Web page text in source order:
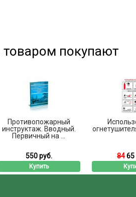
товаром покупают
Противопожарный
инструктаж. Вводный.
Первичный на ...
550 руб.
Купить
8465